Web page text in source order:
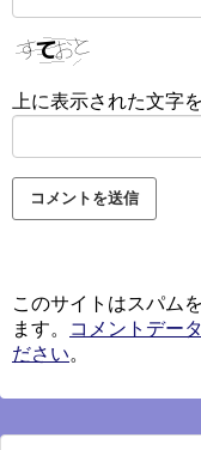
上に表示された文字
このサイトはスパム
ます。
コメントデー
ださい。